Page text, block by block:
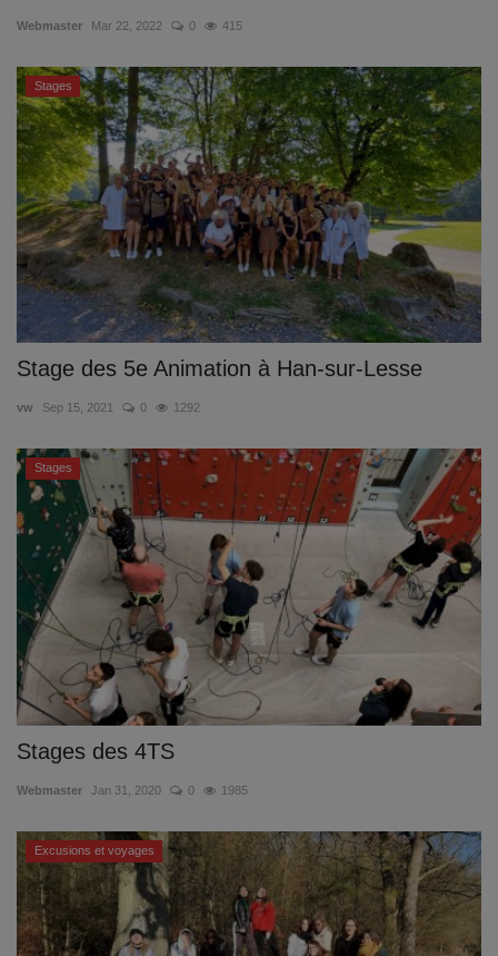
Notre offre d'enseignement (2026)
Stages
Association des Parents
Offre d'enseignement & inscriptions
Ancien-ne-s du CES Saint-Vincent
Internats
Documents
Services
Contacts
Webmaster Mar 22, 2022 0 415
Stages
Stage des 5e Animation à Han-sur-Lesse
vw Sep 15, 2021 0 1292
Stages
Stages des 4TS
Webmaster Jan 31, 2020 0 1985
Excusions et voyages